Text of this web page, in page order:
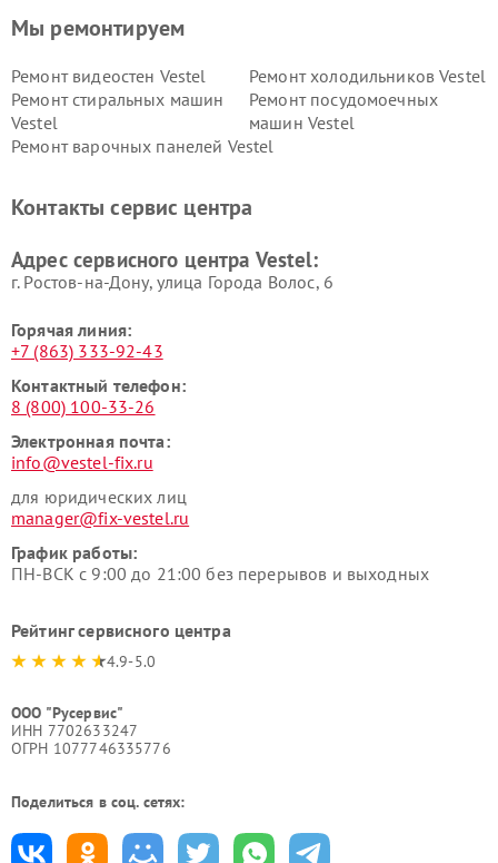
Мы ремонтируем
Ремонт видеостен Vestel
Ремонт холодильников Vestel
Ремонт стиральных машин
Vestel
Ремонт посудомоечных
машин Vestel
Ремонт варочных панелей Vestel
Контакты сервис центра
Адрес сервисного центра Vestel:
г. Ростов-на-Дону, улица Города Волос, 6
Горячая линия:
+7 (863) 333-92-43
Контактный телефон:
8 (800) 100-33-26
Электронная почта:
info@vestel-fix.ru
для юридических лиц
manager@fix-vestel.ru
График работы:
ПН-ВСК с 9:00 до 21:00 без перерывов и выходных
Рейтинг сервисного центра
4.9-5.0
ООО "Русервис"
ИНН 7702633247
ОГРН 1077746335776
Поделиться в соц. сетях: